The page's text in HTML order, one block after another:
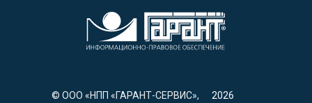
© ООО «НПП «ГАРАНТ-СЕРВИС», 2026